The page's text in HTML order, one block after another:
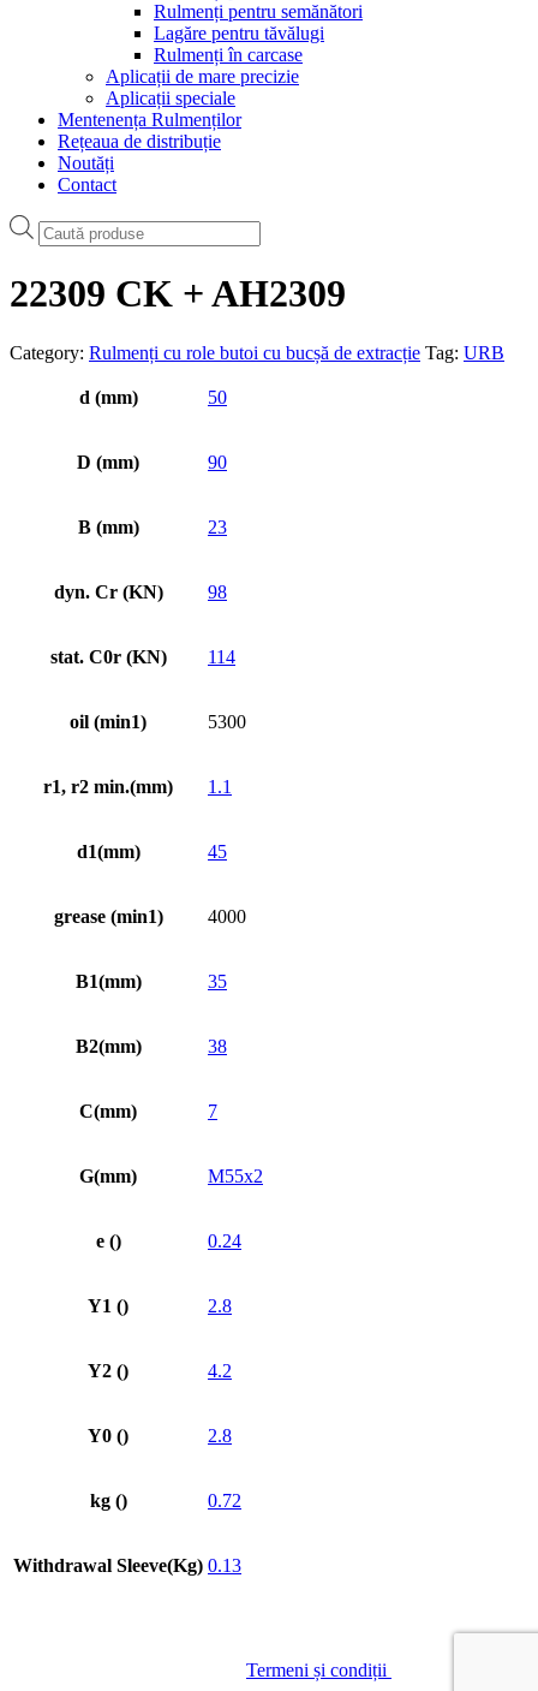
Rulmenți pentru semănători
Lagăre pentru tăvălugi
Rulmenți în carcase
Aplicații de mare precizie
Aplicații speciale
Mentenența Rulmenților
Rețeaua de distribuție
Noutăți
Contact
Products
search
22309 CK + AH2309
Category: Rulmenți cu role butoi cu bucșă de extracție Tag: URB
d (mm) 50
D (mm) 90
B (mm) 23
dyn. Cr (KN) 98
stat. C0r (KN) 114
oil (min1) 5300
r1, r2 min.(mm) 1.1
d1(mm) 45
grease (min1) 4000
B1(mm) 35
B2(mm) 38
C(mm) 7
G(mm) M55x2
e () 0.24
Y1 () 2.8
Y2 () 4.2
Y0 () 2.8
kg () 0.72
Withdrawal Sleeve(Kg) 0.13
Termeni și condiții